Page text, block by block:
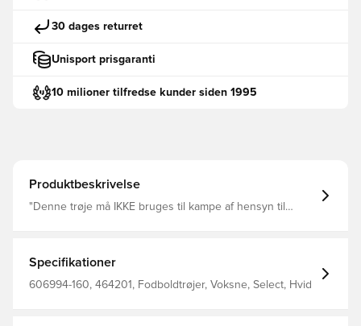
30 dages returret
Unisport prisgaranti
10 milioner tilfredse kunder siden 1995
Produktbeskrivelse
"Denne trøje må IKKE bruges til kampe af hensyn til
Specifikationer
606994-160, 464201, Fodboldtrøjer, Voksne, Select, Hvid